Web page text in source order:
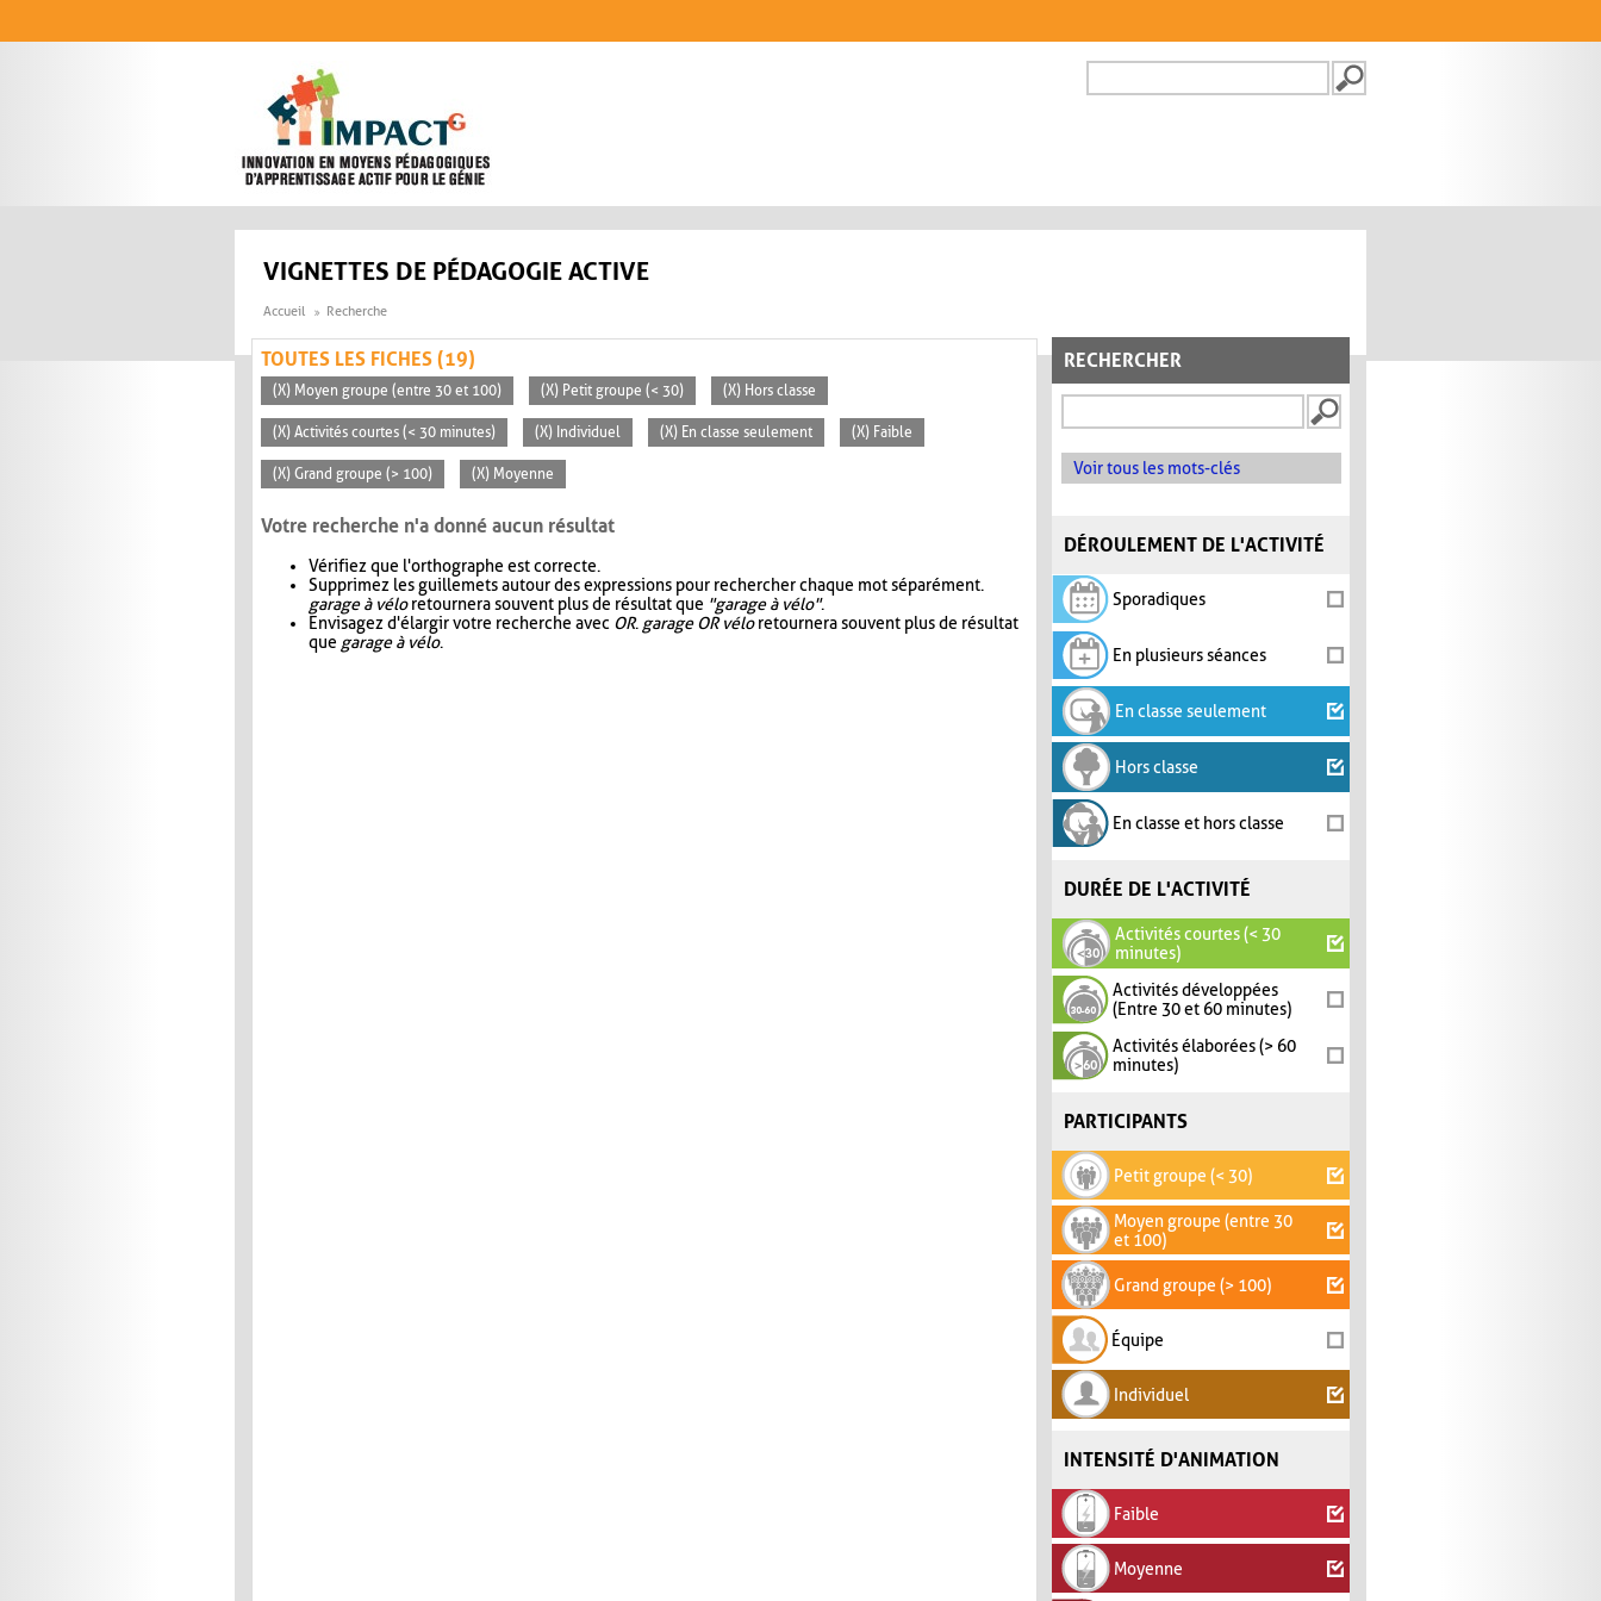
FORMULAIRE DE
VIGNETTES DE PÉDAGOGIE ACTIVE
Accueil Recherche
RECHERCHER
Voir tous les mots-clés
DÉROULEMENT DE L'ACTIVITÉ
Sporadiques
En plusieurs séances
En classe seulement
Hors classe
En classe et hors classe
DURÉE DE L'ACTIVITÉ
Activités courtes (< 30
minutes)
Activités développées
(Entre 30 et 60 minutes)
Activités élaborées (> 60
minutes)
PARTICIPANTS
Petit groupe (< 30)
Moyen groupe (entre 30
et 100)
Grand groupe (> 100)
Équipe
Individuel
INTENSITÉ D'ANIMATION
Faible
Moyenne
TOUTES LES FICHES (19)
(X) Moyen groupe (entre 30 et 100) (X) Petit groupe (< 30) (X) Hors classe
(X) Activités courtes (< 30 minutes) (X) Individuel (X) En classe seulement (X) Faible
(X) Grand groupe (> 100) (X) Moyenne
Votre recherche n'a donné aucun résultat
Vérifiez que l'orthographe est correcte.
Supprimez les guillemets autour des expressions pour rechercher chaque mot séparément.
garage à véloretournera souvent plus de résultat que "garage à vélo".
Envisagez d'élargir votre recherche avec OR. garage OR véloretournera souvent plus de résultat
que garage à vélo.